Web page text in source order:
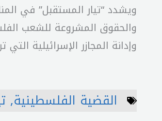
ويشدد “تيار المستقبل” في
والحقوق المشروعة للشعب
وإدانة المجازر الإسرائيلية
القضية الفلسطينية,